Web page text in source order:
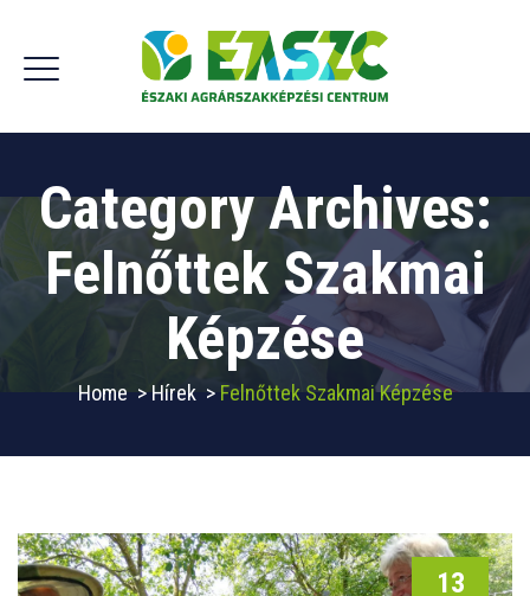
Category Archives:
Felnőttek Szakmai
Képzése
Home >Hírek> Felnőttek Szakmai Képzése
13